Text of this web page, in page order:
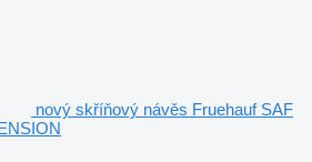
nový skříňový návěs Fruehauf SAF